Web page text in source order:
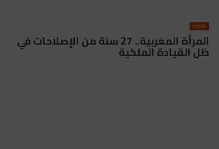
اقتصاد
المرأة المغربية.. 27 سنة من الإصلاحات في
ظل القيادة الملكية